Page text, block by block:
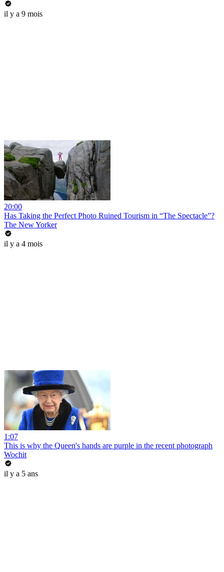
il y a 9 mois
20:00
Has Taking the Perfect Photo Ruined Tourism in “The Spectacle”?
The New Yorker
il y a 4 mois
1:07
This is why the Queen's hands are purple in the recent photograph
Wochit
il y a 5 ans